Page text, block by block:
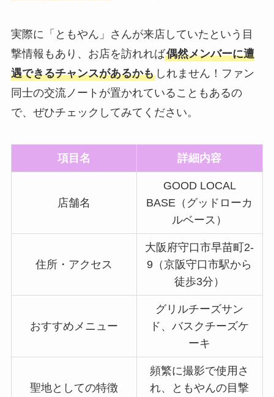
実際に「ともやん」さんが来店していたという目
撃情報もあり、お店を訪れれば偶然メンバーに遭
遇できるチャンスがあるかもしれません！ファン
同士の交流ノートが置かれていることもあるの
で、ぜひチェックしてみてください。
項目名 詳細内容
店舗名
GOOD LOCAL
BASE（グッドローカ
ルベース）
住所・アクセス
大阪府守口市早苗町2-
9（京阪守口市駅から
徒歩3分）
おすすめメニュー
グリルチーズサン
ド、バスクチーズケ
ーキ
聖地としての特徴
頻繁に撮影で使用さ
れ、ともやんの目撃